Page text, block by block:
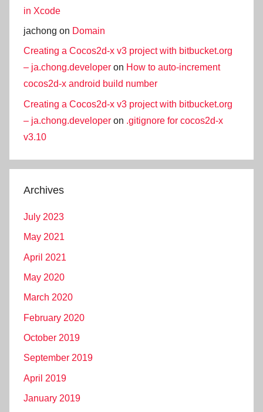
in Xcode
jachong on Domain
Creating a Cocos2d-x v3 project with bitbucket.org
– ja.chong.developer on How to auto-increment
cocos2d-x android build number
Creating a Cocos2d-x v3 project with bitbucket.org
– ja.chong.developer on .gitignore for cocos2d-x
v3.10
Archives
July 2023
May 2021
April 2021
May 2020
March 2020
February 2020
October 2019
September 2019
April 2019
January 2019